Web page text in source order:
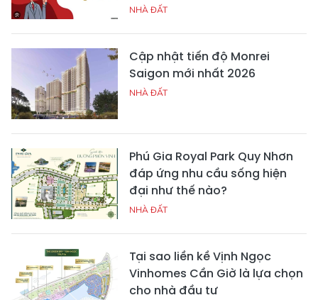
NHÀ ĐẤT
Cập nhật tiến độ Monrei
Saigon mới nhất 2026
NHÀ ĐẤT
Phú Gia Royal Park Quy Nhơn
đáp ứng nhu cầu sống hiện
đại như thế nào?
NHÀ ĐẤT
Tại sao liền kề Vịnh Ngọc
Vinhomes Cần Giờ là lựa chọn
cho nhà đầu tư